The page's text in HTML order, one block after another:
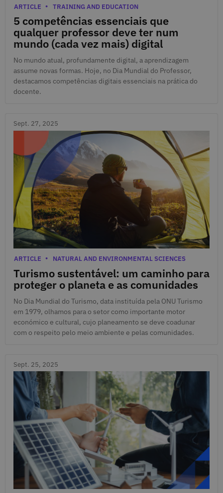
5 competências essenciais que
qualquer professor deve ter num
mundo (cada vez mais) digital
Oct. 5, 2025
Categories
ARTICLE TRAINING AND EDUCATION
No mundo atual, profundamente digital, a aprendizagem
assume novas formas. Hoje, no Dia Mundial do Professor,
destacamos competências digitais essenciais na prática do
docente.
Sept. 27, 2025
Turismo sustentável: um caminho para
proteger o planeta e as comunidades
Sept. 27, 2025
Categories
ARTICLE NATURAL AND ENVIRONMENTAL SCIENCES
No Dia Mundial do Turismo, data instituída pela ONU Turismo
em 1979, olhamos para o setor como importante motor
económico e cultural, cujo planeamento se deve coadunar
com o respeito pelo meio ambiente e pelas comunidades.
Sept. 25, 2025